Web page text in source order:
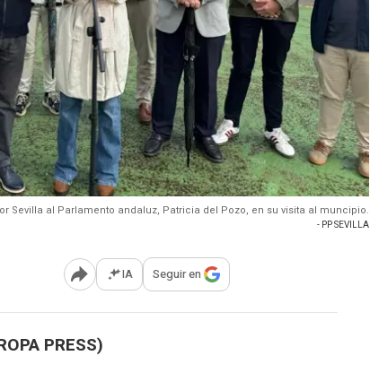
Sevilla al Parlamento andaluz, Patricia del Pozo, en su visita al muncipio.
- PP SEVILLA
Abrir opciones para compartir
IA Seguir en
PRESS)